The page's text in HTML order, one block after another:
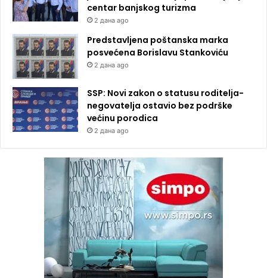
centar banjskog turizma
2 дана ago
Predstavljena poštanska marka
posvećena Borislavu Stankoviću
2 дана ago
SSP: Novi zakon o statusu roditelja-
negovatelja ostavio bez podrške
većinu porodica
2 дана ago